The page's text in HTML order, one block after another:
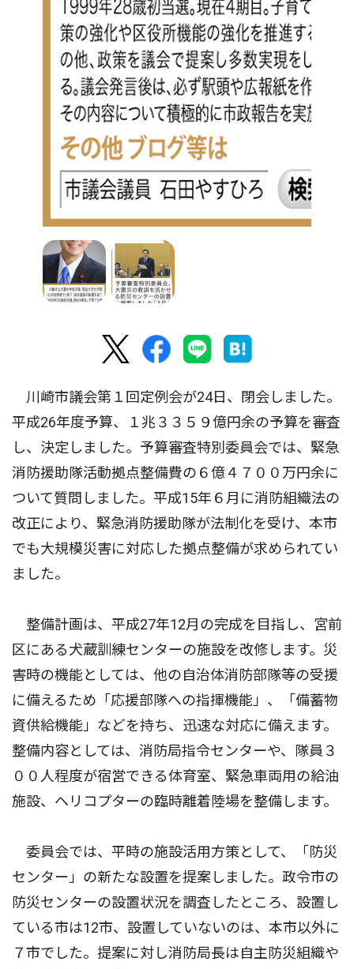
川崎市議会第１回定例会が24日、閉会しました。
平成26年度予算、１兆３３５９億円余の予算を審査
し、決定しました。予算審査特別委員会では、緊急
消防援助隊活動拠点整備費の６億４７００万円余に
ついて質問しました。平成15年６月に消防組織法の
改正により、緊急消防援助隊が法制化を受け、本市
でも大規模災害に対応した拠点整備が求められてい
ました。
整備計画は、平成27年12月の完成を目指し、宮前
区にある犬蔵訓練センターの施設を改修します。災
害時の機能としては、他の自治体消防部隊等の受援
に備えるため「応援部隊への指揮機能」、「備蓄物
資供給機能」などを持ち、迅速な対応に備えます。
整備内容としては、消防局指令センターや、隊員３
００人程度が宿営できる体育室、緊急車両用の給油
施設、ヘリコプターの臨時離着陸場を整備します。
委員会では、平時の施設活用方策として、「防災
センター」の新たな設置を提案しました。政令市の
防災センターの設置状況を調査したところ、設置し
ている市は12市、設置していないのは、本市以外に
７市でした。提案に対し消防局長は自主防災組織や